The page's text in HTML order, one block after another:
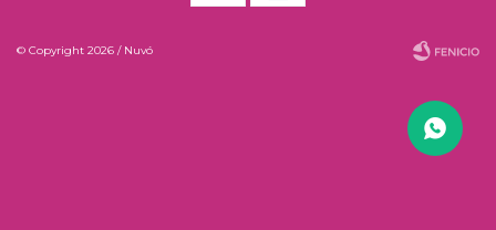
© Copyright 2026 / Nuvó